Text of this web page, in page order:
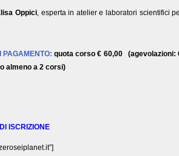
Oppici, esperta in atelier e laboratori scientifici
PAGAMENTO: quota corso € 60,00 (agevolazioni:
almeno a 2 corsi)
ISCRIZIONE